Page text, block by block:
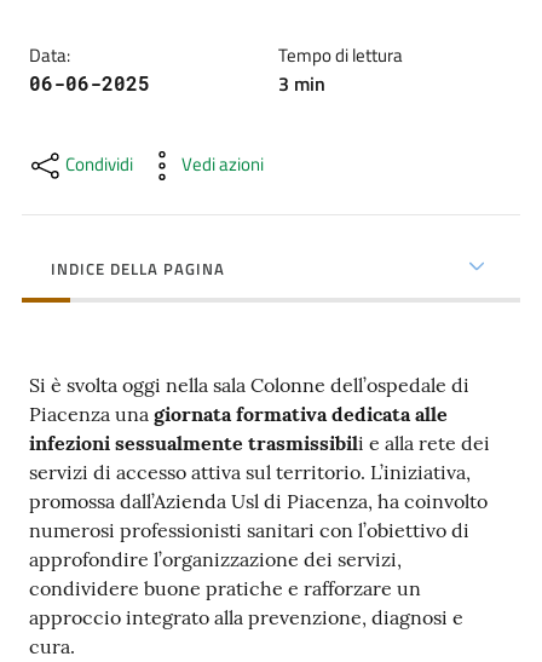
Come
territorio
Studiare
a
Piacenza
Costruiamo
Salute
Data:
06-06-2025
Tempo di lettura
3 min
Condividi Vedi azioni
INDICE DELLA PAGINA
Si è svolta oggi nella sala Colonne dell’ospedale di
Piacenza una giornata formativa dedicata alle
infezioni sessualmente trasmissibili e alla rete dei
servizi di accesso attiva sul territorio. L’iniziativa,
promossa dall’Azienda Usl di Piacenza, ha coinvolto
numerosi professionisti sanitari con l’obiettivo di
approfondire l’organizzazione dei servizi,
condividere buone pratiche e rafforzare un
approccio integrato alla prevenzione, diagnosi e
cura.